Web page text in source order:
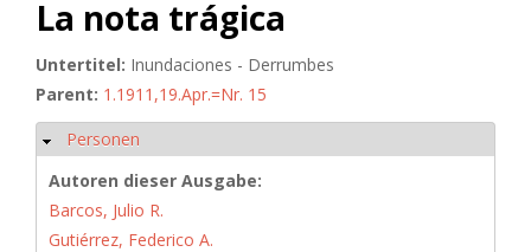
La nota trágica
Untertitel: Inundaciones - Derrumbes
Parent: 1.1911,19.Apr.=Nr. 15
Ausblenden
Personen
Autoren dieser Ausgabe:
Barcos, Julio R.
Gutiérrez, Federico A.